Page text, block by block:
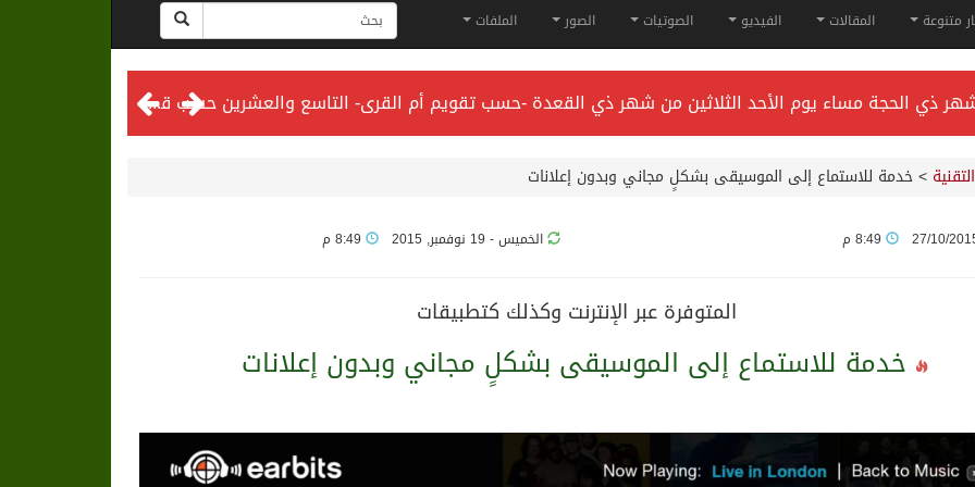
متنوعة المقالات الفيديو الصوتيات الصور الملفات
المحكمة العليا تدعو إلى تحري رؤية هلال شهر ذي الحجة مساء يوم الأحد الثلاثين من شهر ذي القعدة -حسب تقويم أم القرى- التاسع والعشرين حسب قرار المحكمة العليا
في جدة.
فبراير 2026
وسمو ولي العهد.. وصول التوأم الملتصق المغربي “سجى وضحى” إلى الرياض
في جدة
>خدمة للاستماع إلى الموسيقى بشكلٍ مجاني وبدون إعلانات
27/10/ الخميس - 19 نوفمبر, 2015
المتوفرة عبر الإنترنت وكذلك كتطبيقات
خدمة للاستماع إلى الموسيقى بشكلٍ مجاني وبدون إعلانات